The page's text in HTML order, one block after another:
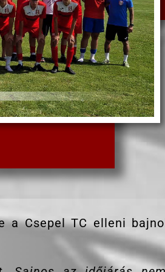
a Csepel TC elleni